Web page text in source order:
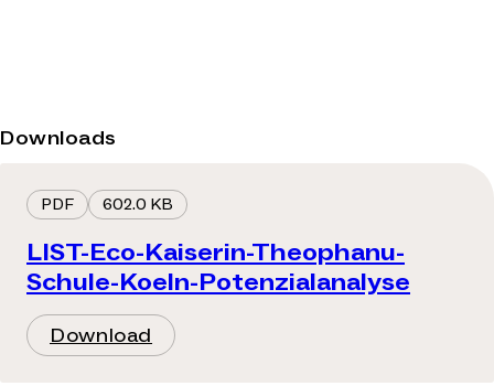
Downloads
PDF 602.0 KB
LIST-Eco-Kaiserin-Theophanu-
Schule-Koeln-Potenzialanalyse
Download